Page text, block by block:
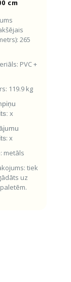
cm
265
PVC +
119.9 kg
x
: x
metāls
tiek
uz